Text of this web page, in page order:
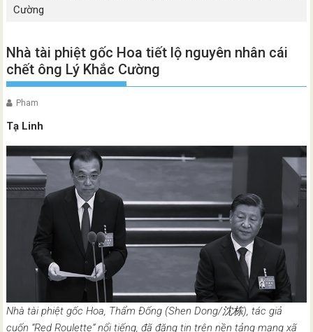
Cường
Nhà tài phiệt gốc Hoa tiết lộ nguyên nhân cái
chết ông Lý Khắc Cường
Pham
Tạ Linh
Nhà tài phiệt gốc Hoa, Thẩm Đống (Shen Dong/沈栋), tác giả
cuốn “Red Roulette” nổi tiếng, đã đăng tin trên nền tảng mạng xã